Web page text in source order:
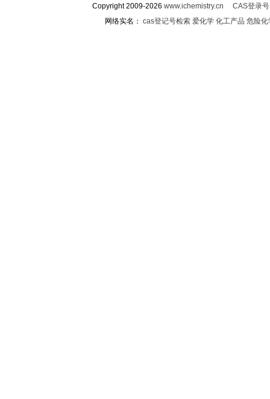
Copyright 2009-2026www.ichemistry.cn
CAS登录
网络实名： cas登记号检索 爱化学 化工产品 危险化